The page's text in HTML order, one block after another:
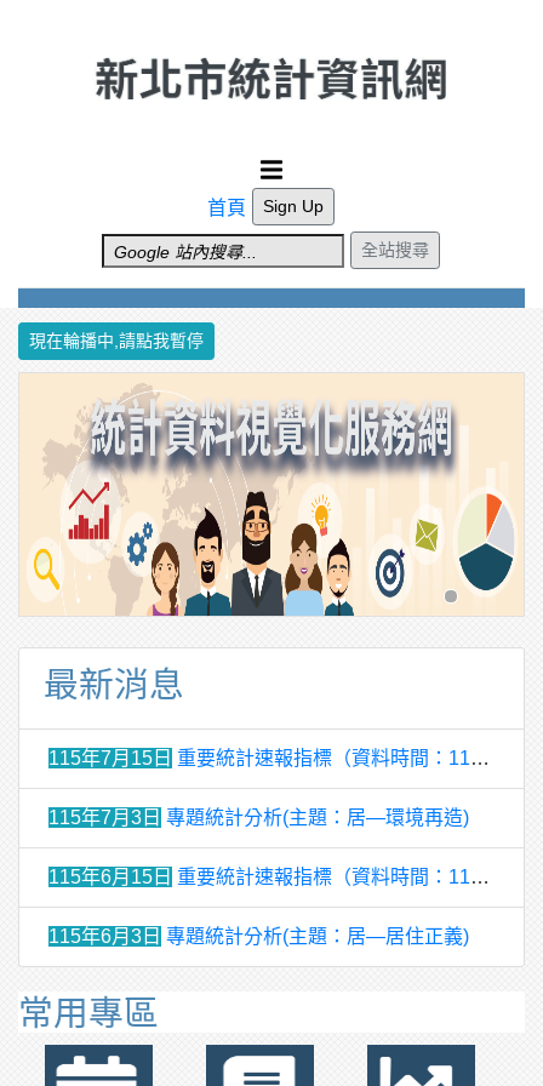
首頁 Sign Up
全站搜尋
現在輪播中,請點我暫停
最新消息
115年7月15日 重要統計速報指標（資料時間：115年5月）
115年7月3日 專題統計分析(主題：居—環境再造)
115年6月15日 重要統計速報指標（資料時間：115年4月）
115年6月3日 專題統計分析(主題：居—居住正義)
常用專區